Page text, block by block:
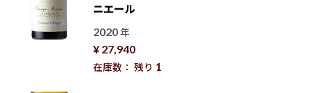
ニエール
2020年
¥ 27,940
在庫数： 残り 1